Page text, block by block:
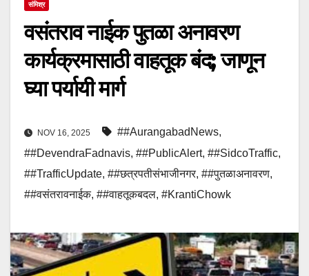
संमिश्र
वसंतराव नाईक पुतळा अनावरण
कार्यक्रमासाठी वाहतूक बंद; जाणून
घ्या पर्यायी मार्ग
NOV 16, 2025 ##AurangabadNews,
##DevendraFadnavis, ##PublicAlert, ##SidcoTraffic,
##TrafficUpdate, ##छत्रपतीसंभाजीनगर, ##पुतळाअनावरण,
##वसंतरावनाईक, ##वाहतूकबदल, #KrantiChowk